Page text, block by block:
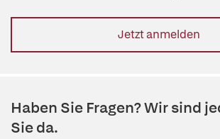
Jetzt anmelden
Haben Sie Fragen? Wir sind
Sie da.